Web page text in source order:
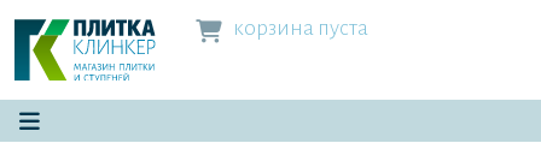
корзина пуста